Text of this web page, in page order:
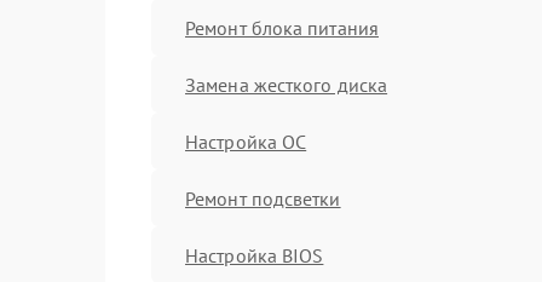
Ремонт блока питания
Замена жесткого диска
Настройка ОС
Ремонт подсветки
Настройка BIOS